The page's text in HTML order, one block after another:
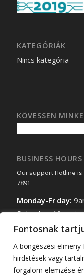
Fontosnak
A böngészési
hirdetések vagy
forgalom elemzése
KATEGÓRIÁK
Nincs kategória
KÖVESSEN
BUSINESS HOURS
Our support Hotline is
7891
Monday-Friday:
Saturday:10am to
Sunday:Closed